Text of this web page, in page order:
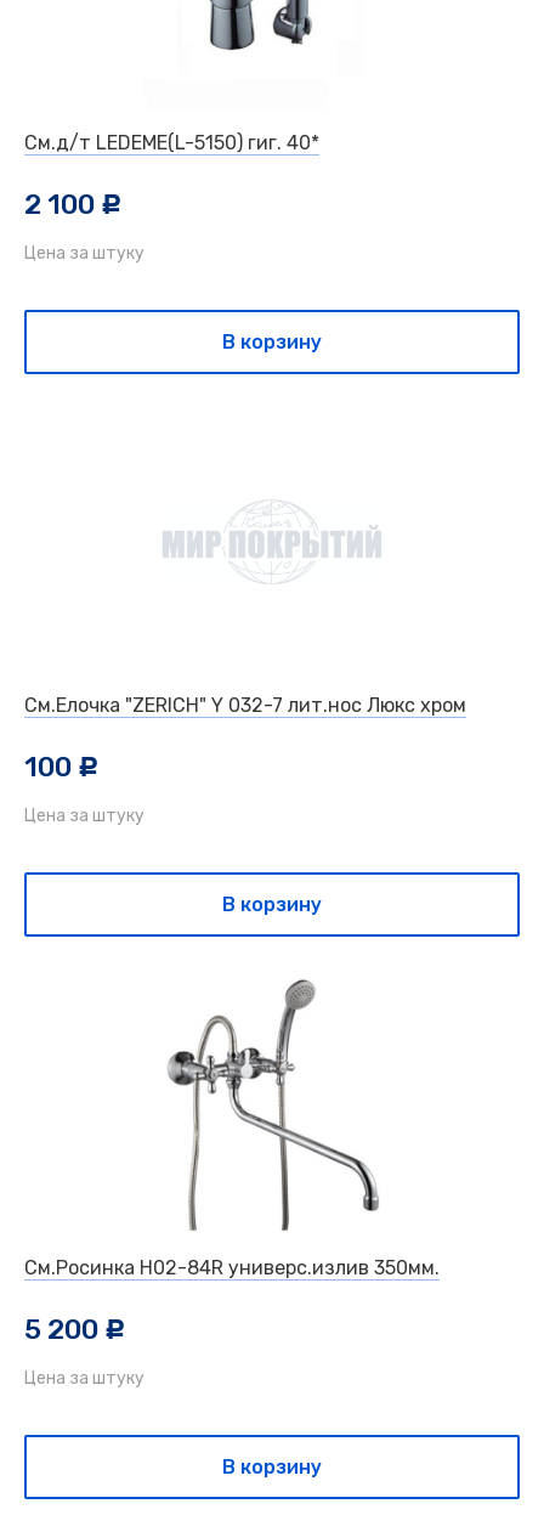
См.д/т LEDEME(L-5150) гиг. 40*
2 100 c
Цена за штуку
В корзину
См.Елочка "ZERICH" Y 032-7 лит.нос Люкс хром
100 c
Цена за штуку
В корзину
См.Росинка H02-84R универс.излив 350мм.
5 200 c
Цена за штуку
В корзину